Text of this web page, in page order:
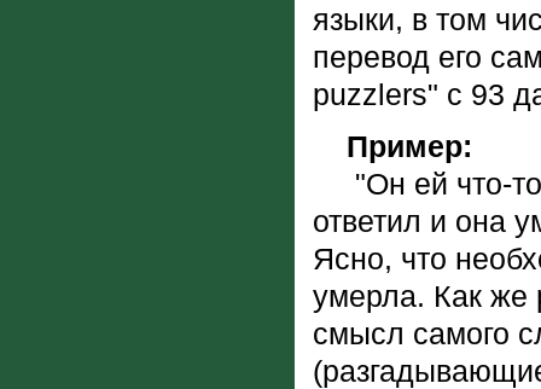
языки, в том
перевод его
puzzlers" с 93
Пример:
"Он ей что-то
ответил и она
Ясно, что
умерла. Как же
смысл самого